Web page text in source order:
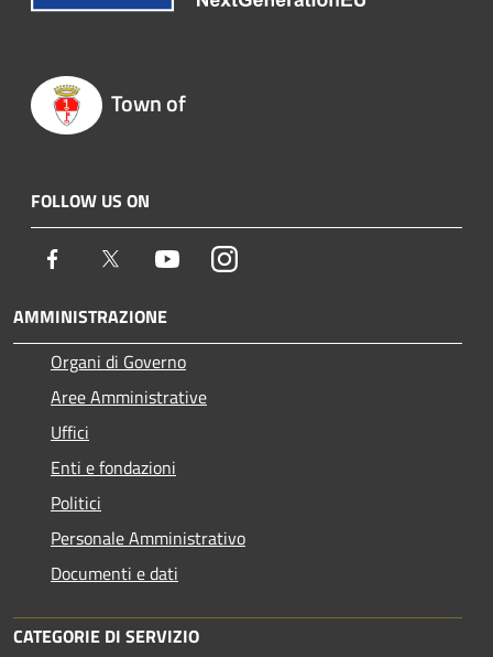
Town of
FOLLOW US ON
Facebook Twitter YoutubeInstagram
AMMINISTRAZIONE
Organi di Governo
Aree Amministrative
Uffici
Enti e fondazioni
Politici
Personale Amministrativo
Documenti e dati
CATEGORIE DI SERVIZIO